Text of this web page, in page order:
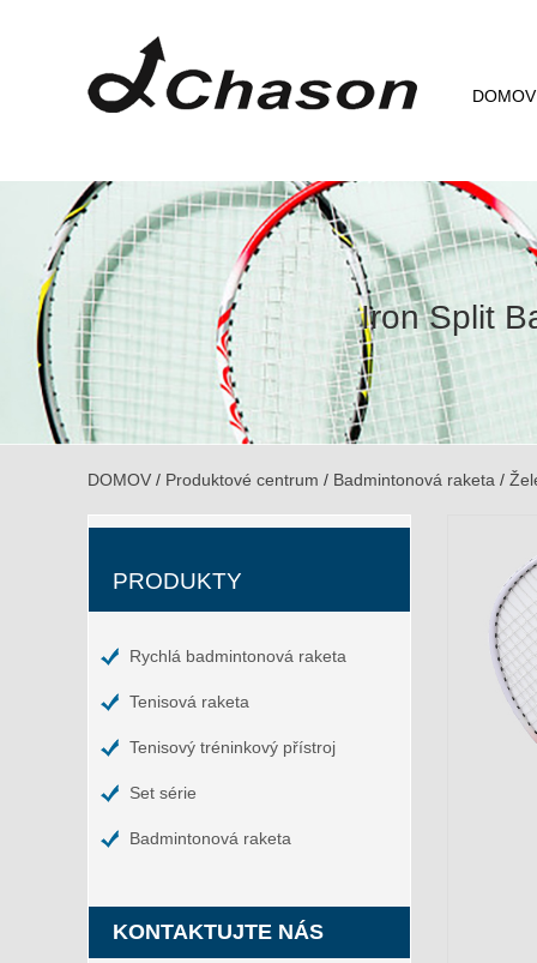
DOMOV
Iron Split
DOMOV / Produktové centrum / Badmintonová raketa /
PRODUKTY
Rychlá badmintonová raketa
Tenisová raketa
Tenisový tréninkový přístroj
Set série
Badmintonová raketa
KONTAKTUJTE NÁS